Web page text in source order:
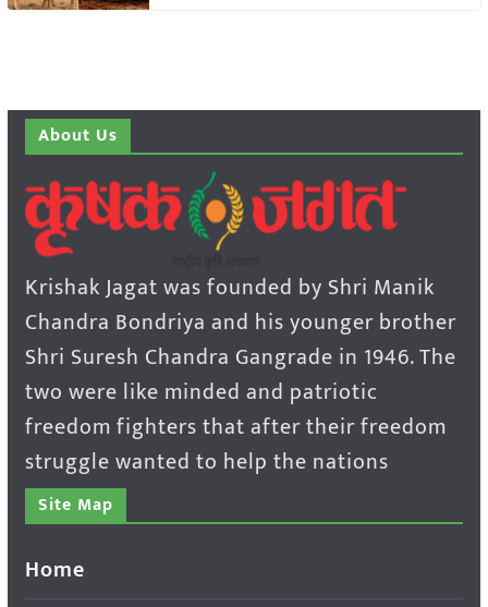
About Us
Krishak Jagat was founded by Shri Manik
Chandra Bondriya and his younger brother
Shri Suresh Chandra Gangrade in 1946. The
two were like minded and patriotic
freedom fighters that after their freedom
struggle wanted to help the nations
Site Map
Home